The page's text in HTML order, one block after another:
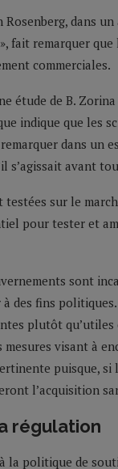
Rosenberg, dans
fait remarquer
commerciales.
étude de B.
indique que les
dans un
s’agissait avant
sur le
pour tester et
sont
des fins
plutôt qu’utiles
mesures visant à
puisque,
l’acquisition
régulation
la politique de